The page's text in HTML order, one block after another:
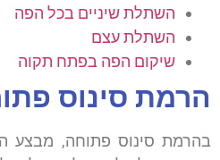
השתלת שיניים בכל הפה
השתלת עצם
שיקום הפה בפתח תקוה
הרמת סינוס
בהרמת סינוס פתוחה, מבצע